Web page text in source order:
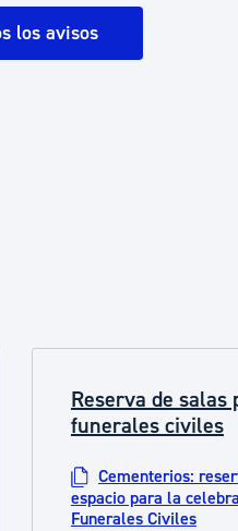
Espacio
Cultura
Turismo
los avisos
Reserva de salas
funerales civiles
Cementerios:
espacio para la
Funerales Civiles